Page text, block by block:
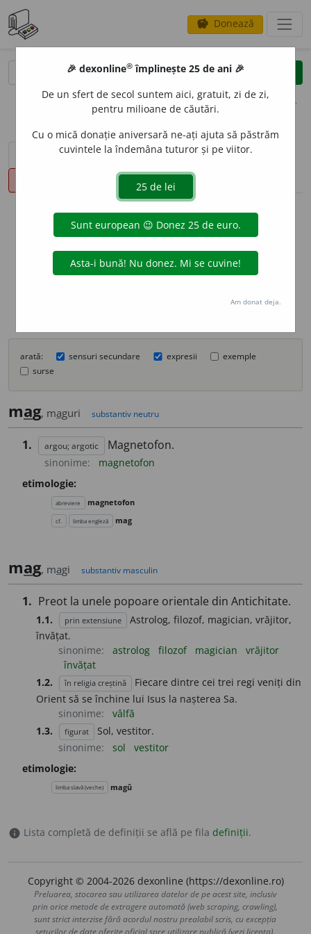
savings Donează
clear
opțiuni
sinteza definițiilor (2) definiții (28)
declinări
info
Aceste definiții sunt compilate de
echipa dexonline. Definițiile
originale se află pe filadefiniții.
Puteți reordona filele pe pagina de
arată: sensuri secundare expresii
exemple
surse
mag, maguri substantiv neutru
1. argou; argotic Magnetofon.
sinonime:
magnetofon
etimologie:
abreviere magnetofon
cf. limba engleză mag
mag, magi substantiv masculin
1. Preot la unele popoare orientale din Antichitate.
1.1. prin extensiune
Astrolog, filozof, magician, vrăjitor,
învățat.
sinonime:
astrolog filozof magician
vrăjitor
învățat
1.2.
în religia creștină
Fiecare dintre cei trei regi veniți din
Orient să se închine lui Isus la nașterea Sa.
sinonime:
vâlfă
1.3.
figurat
Sol, vestitor.
sinonime:
sol
vestitor
etimologie:
limba slavă (veche) magŭ
info Lista completă de definiții se află pe fila definiții.
Copyright © 2004-2026 dexonline (https://dexonline.ro)
Preluarea, stocarea sau utilizarea datelor de pe acest site, inclusiv
prin orice metode de extragere automată (web scraping, crawling),
sunt strict interzise fără acordul nostru prealabil scris, cu excepția
🎉 dexonline® împlinește 25 de ani 🎉
De un sfert de secol suntem aici, gratuit, zi de zi,
pentru milioane de căutări.
Cu o mică donație aniversară ne-ați ajuta să păstrăm
cuvintele la îndemâna tuturor și pe viitor.
Am donat deja.